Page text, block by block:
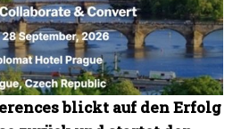
blickt auf den Erfolg